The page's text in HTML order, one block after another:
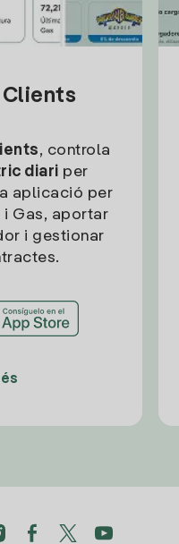
, controla
diari per
aplicació per
i Gas, aportar
i gestionar